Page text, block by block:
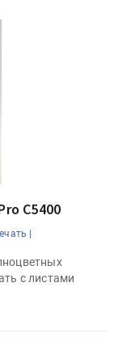
C5400
|
с листами